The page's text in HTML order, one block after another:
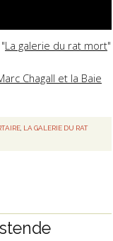
La galerie du rat mort"
Chagall et la Baie
, LA GALERIE DU RAT